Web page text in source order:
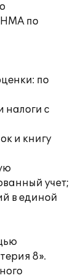
НМА по
по
налоги с
и книгу
учет;
в единой
8».